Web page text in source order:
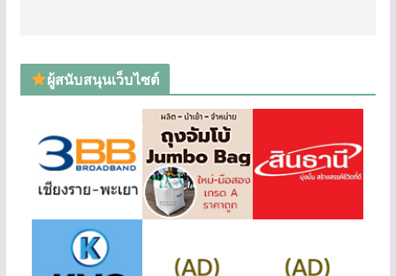
ผู้สนับสนุนเว็บไซต์